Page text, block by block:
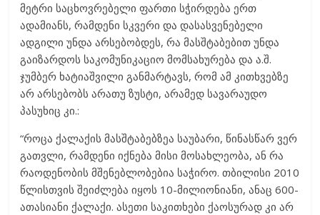
მეტრი საცხოვრებელი ფართი სჭირდება ერთ
ადამიანს, რამდენი სკვერი და დასასვენებელი
ადგილი უნდა არსებობდეს, რა მასშტაბებით უნდა
გაიზარდოს საკომუნიკაციო მომსახურება და ა.შ.
ჯუმბერ ხატიაშვილი განმარტავს, რომ ამ კითხვებზე
არ არსებობს არათუ ზუსტი, არამედ სავარაუდო
პასუხიც კი.:
“როცა ქალაქის მასშტაბებზეა საუბარი, წინასწარ ვერ
გათვლი, რამდენი იქნება მისი მოსახლეობა, ან რა
რაოდენობის მშენებლობებია საჭირო. თბილისი 2010
წლისთვის შეიძლება იყოს 10-მილიონიანი, ანაც 600-
ათასიანი ქალაქი. ასეთი საკითხები ქაოსურად კი არ